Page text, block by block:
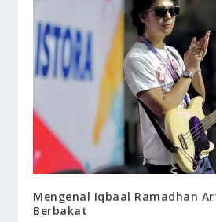
Mengenal Iqbaal Ramadhan
Berbakat